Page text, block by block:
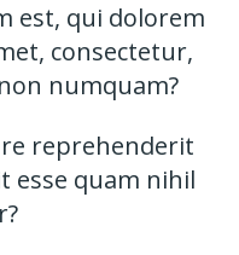
est, qui dolorem
consectetur,
numquam?
reprehenderit
esse quam nihil